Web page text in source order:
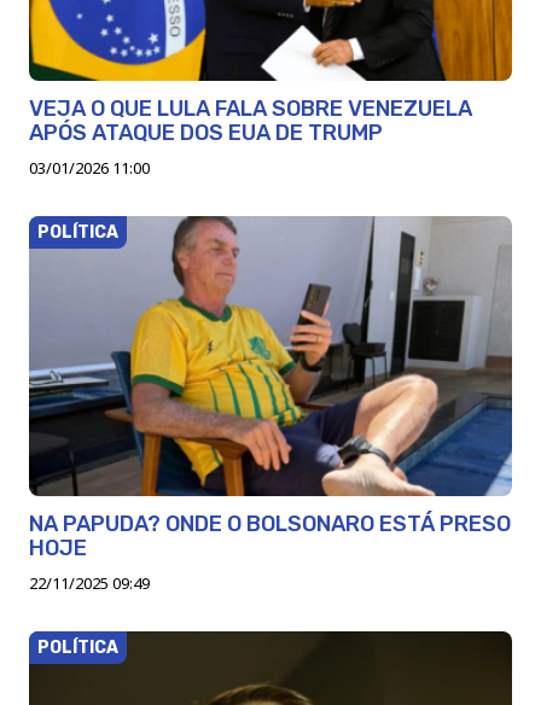
VEJA O QUE LULA FALA SOBRE VENEZUELA
APÓS ATAQUE DOS EUA DE TRUMP
03/01/2026 11:00
POLÍTICA
NA PAPUDA? ONDE O BOLSONARO ESTÁ PRESO
HOJE
22/11/2025 09:49
POLÍTICA